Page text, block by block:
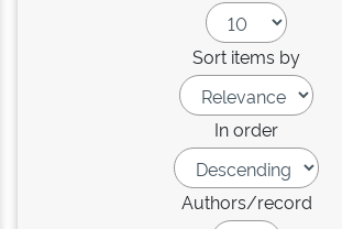
Sort items by
In order
Authors/record